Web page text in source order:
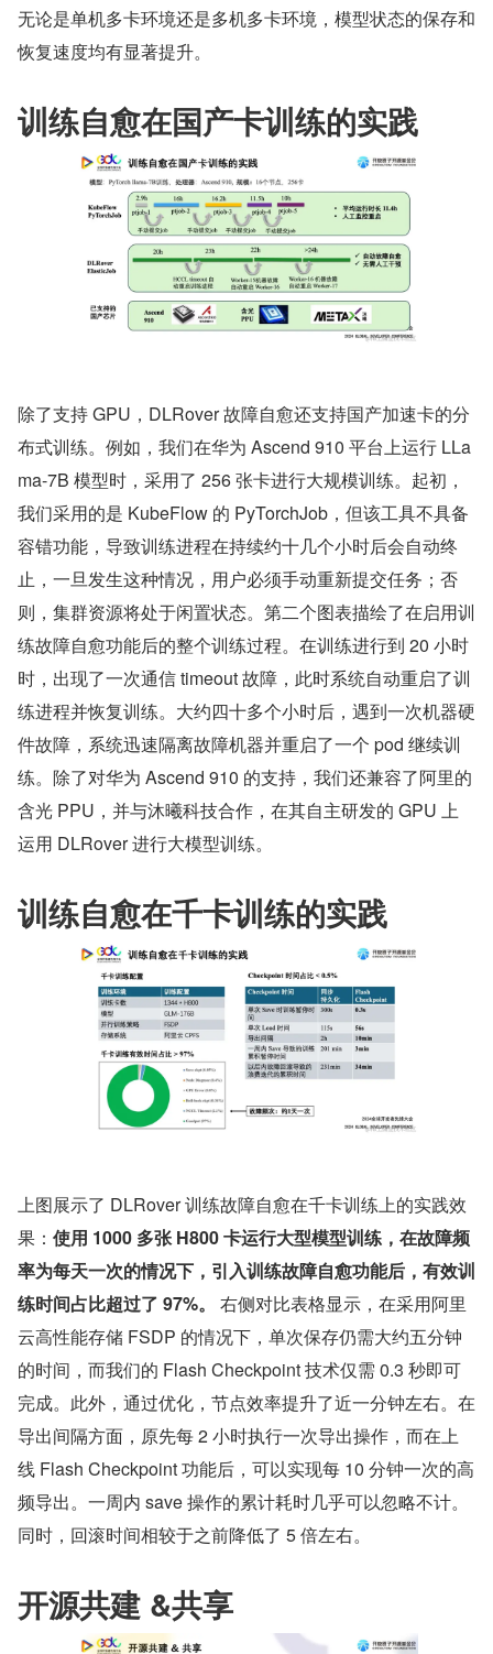
无论是单机多卡环境还是多机多卡环境，模型状态的保存和
恢复速度均有显著提升。
训练自愈在国产卡训练的实践
除了支持 GPU，DLRover 故障自愈还支持国产加速卡的分
布式训练。例如，我们在华为 Ascend 910 平台上运行 LLa
ma-7B 模型时，采用了 256 张卡进行大规模训练。起初，
我们采用的是 KubeFlow 的 PyTorchJob，但该工具不具备
容错功能，导致训练进程在持续约十几个小时后会自动终
止，一旦发生这种情况，用户必须手动重新提交任务；否
则，集群资源将处于闲置状态。第二个图表描绘了在启用训
练故障自愈功能后的整个训练过程。在训练进行到 20 小时
时，出现了一次通信 timeout 故障，此时系统自动重启了训
练进程并恢复训练。大约四十多个小时后，遇到一次机器硬
件故障，系统迅速隔离故障机器并重启了一个 pod 继续训
练。除了对华为 Ascend 910 的支持，我们还兼容了阿里的
含光 PPU，并与沐曦科技合作，在其自主研发的 GPU 上
运用 DLRover 进行大模型训练。
训练自愈在千卡训练的实践
上图展示了 DLRover 训练故障自愈在千卡训练上的实践效
果： 使用 1000 多张 H800 卡运行大型模型训练，在故障频
率为每天一次的情况下，引入训练故障自愈功能后，有效训
练时间占比超过了 97%。
右侧对比表格显示，在采用阿里
云高性能存储 FSDP 的情况下，单次保存仍需大约五分钟
的时间，而我们的 Flash Checkpoint 技术仅需 0.3 秒即可
完成。此外，通过优化，节点效率提升了近一分钟左右。在
导出间隔方面，原先每 2 小时执行一次导出操作，而在上
线 Flash Checkpoint 功能后，可以实现每 10 分钟一次的高
频导出。一周内 save 操作的累计耗时几乎可以忽略不计。
同时，回滚时间相较于之前降低了 5 倍左右。
开源共建 &共享